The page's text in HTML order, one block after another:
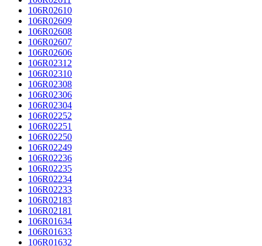
106R02610
106R02609
106R02608
106R02607
106R02606
106R02312
106R02310
106R02308
106R02306
106R02304
106R02252
106R02251
106R02250
106R02249
106R02236
106R02235
106R02234
106R02233
106R02183
106R02181
106R01634
106R01633
106R01632